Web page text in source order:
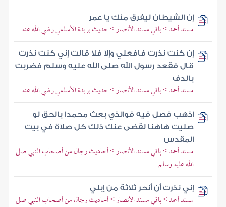
إن الشيطان ليفرق منك يا عمر
مسند أحمد > باقي مسند الأنصار > حديث بريدة الأسلمي رضي الله عنه
إن كنت نذرت فافعلي وإلا فلا قالت إني كنت نذرت
قال فقعد رسول الله صلى الله عليه وسلم فضربت
بالدف
مسند أحمد > باقي مسند الأنصار > حديث بريدة الأسلمي رضي الله عنه
اذهب فصل فيه فوالذي بعث محمدا بالحق لو
صليت هاهنا لقضى عنك ذلك كل صلاة في بيت
المقدس
مسند أحمد > باقي مسند الأنصار > أحاديث رجال من أصحاب النبي صلى
الله عليه وسلم
إني نذرت أن أنحر ثلاثة من إبلي
مسند أحمد > باقي مسند الأنصار > أحاديث رجال من أصحاب النبي صلى